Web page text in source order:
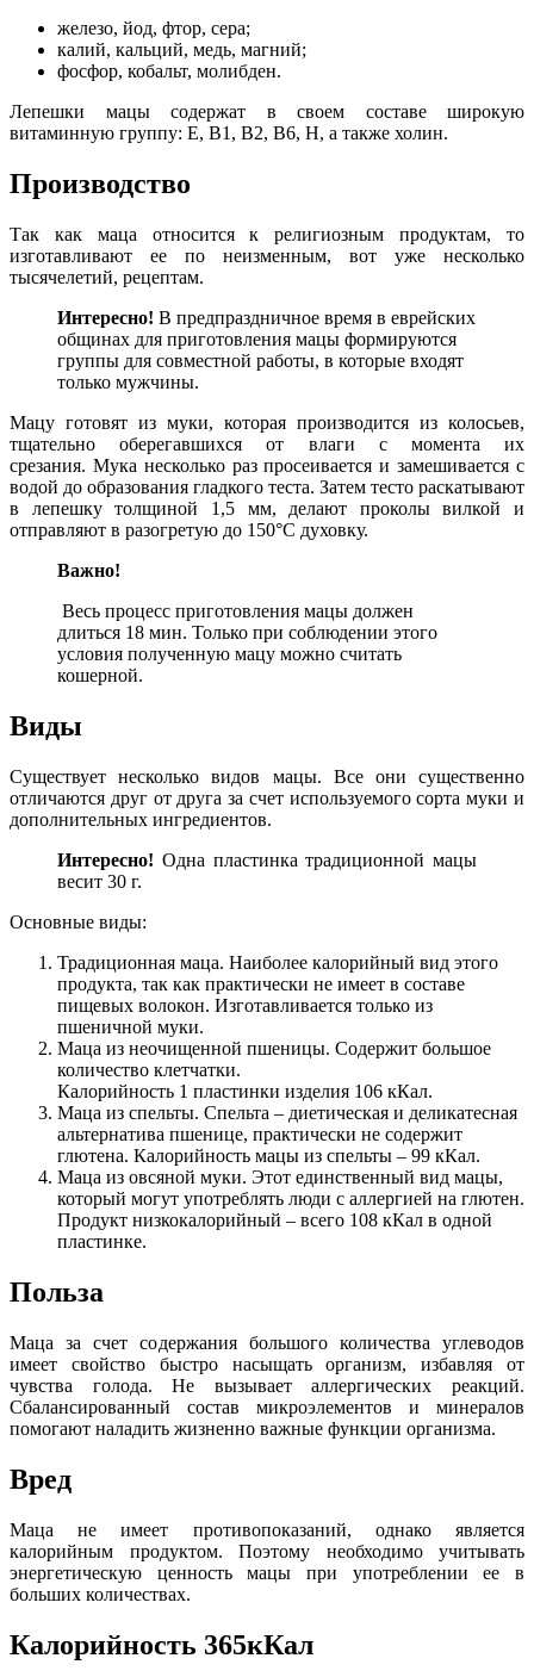
железо, йод, фтор, сера;
калий, кальций, медь, магний;
фосфор, кобальт, молибден.
Лепешки мацы содержат в своем составе широкую
витаминную группу: Е, В1, В2, В6, Н, а также холин.
Производство
Так как маца относится к религиозным продуктам, то
изготавливают ее по неизменным, вот уже несколько
тысячелетий, рецептам.
Интересно! В предпраздничное время в еврейских
общинах для приготовления мацы формируются
группы для совместной работы, в которые входят
только мужчины.
Мацу готовят из муки, которая производится из колосьев,
тщательно оберегавшихся от влаги с момента их
срезания. Мука несколько раз просеивается и замешивается с
водой до образования гладкого теста. Затем тесто раскатывают
в лепешку толщиной 1,5 мм, делают проколы вилкой и
отправляют в разогретую до 150°C духовку.
Важно!
Весь процесс приготовления мацы должен
длиться 18 мин. Только при соблюдении этого
условия полученную мацу можно считать
кошерной.
Виды
Существует несколько видов мацы. Все они существенно
отличаются друг от друга за счет используемого сорта муки и
дополнительных ингредиентов.
Интересно! Одна пластинка традиционной мацы
весит 30 г.
Основные виды:
Традиционная маца. Наиболее калорийный вид этого
продукта, так как практически не имеет в составе
пищевых волокон. Изготавливается только из
пшеничной муки.
Маца из неочищенной пшеницы. Содержит большое
количество клетчатки.
Калорийность 1 пластинки изделия 106 кКал.
Маца из спельты. Спельта – диетическая и деликатесная
альтернатива пшенице, практически не содержит
глютена. Калорийность мацы из спельты – 99 кКал.
Маца из овсяной муки. Этот единственный вид мацы,
который могут употреблять люди с аллергией на глютен.
Продукт низкокалорийный – всего 108 кКал в одной
пластинке.
Польза
Маца за счет содержания большого количества углеводов
имеет свойство быстро насыщать организм, избавляя от
чувства голода. Не вызывает аллергических реакций.
Сбалансированный состав микроэлементов и минералов
помогают наладить жизненно важные функции организма.
Вред
Маца не имеет противопоказаний, однако является
калорийным продуктом. Поэтому необходимо учитывать
энергетическую ценность мацы при употреблении ее в
больших количествах.
Калорийность 365кКал